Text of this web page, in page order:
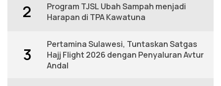
2
Program TJSL Ubah Sampah menjadi
Harapan di TPA Kawatuna
3
Pertamina Sulawesi, Tuntaskan Satgas
Hajj Flight 2026 dengan Penyaluran Avtur
Andal